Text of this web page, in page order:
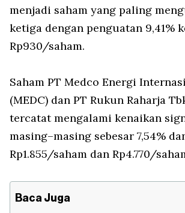
menjadi saham yang paling
ketiga dengan penguatan 9,41%
Rp930/saham.
Saham PT Medco Energi
(MEDC) dan PT Rukun Raharja
tercatat mengalami kenaikan
masing–masing sebesar 7,54%
Rp1.855/saham dan Rp4.770/
Baca Juga